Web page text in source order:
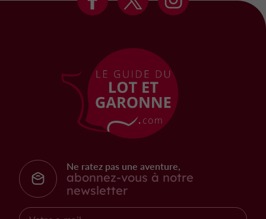
Ne ratez pas une aventure,
abonnez-vous à notre
newsletter